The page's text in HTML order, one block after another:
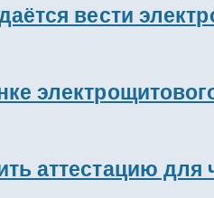
вести
аттестацию для